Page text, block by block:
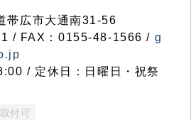
広市大通南31-56
/ FAX：0155-48-1566 / g
/ 定休日：日曜日・祝祭
付可